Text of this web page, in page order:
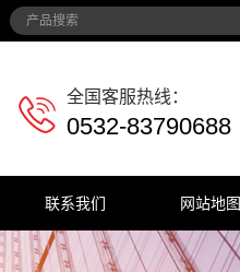
全国客服热线：
0532-83790688
联系我们 网站地图